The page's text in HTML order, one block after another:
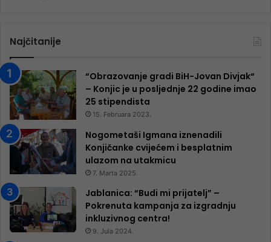
Najčitanije
“Obrazovanje gradi BiH-Jovan Divjak“
– Konjic je u posljednje 22 godine imao
25 ​​stipendista
15. Februara 2023.
Nogometaši Igmana iznenadili
Konjičanke cvijećem i besplatnim
ulazom na utakmicu
7. Marta 2025.
Jablanica: “Budi mi prijatelj” –
Pokrenuta kampanja za izgradnju
inkluzivnog centra!
9. Jula 2024.